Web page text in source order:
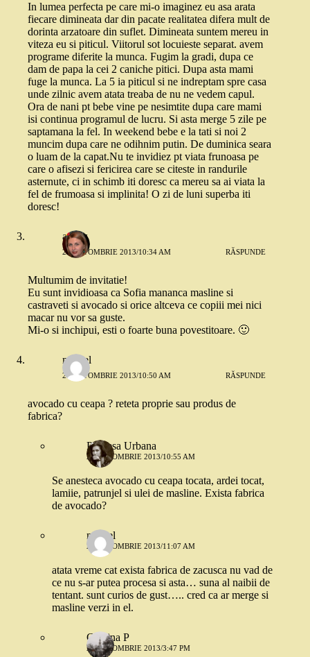
In lumea perfecta pe care mi-o imaginez eu asa arata
fiecare dimineata dar din pacate realitatea difera mult de
dorinta arzatoare din suflet. Dimineata suntem mereu in
viteza eu si piticul. Viitorul sot locuieste separat. avem
programe diferite la munca. Fugim la gradi, dupa ce
dam de papa la cei 2 caniche pitici. Dupa asta mami
fuge la munca. La 5 ia piticul si ne indreptam spre casa
unde zilnic avem atata treaba de nu ne vedem capul.
Ora de nani pt bebe vine pe nesimtite dupa care mami
isi continua programul de lucru. Si asta merge 5 zile pe
saptamana la fel. In weekend bebe e la tati si noi 2
muncim dupa care ne odihnim putin. De duminica seara
o luam de la capat.Nu te invidiez pt viata frunoasa pe
care o afisezi si fericirea care se citeste in randurile
asternute, ci in schimb iti doresc ca mereu sa ai viata la
fel de frumoasa si implinita! O zi de luni superba iti
doresc!
andaz
21 OCTOMBRIE 2013/10:34 AM RĂSPUNDE
Multumim de invitatie!
Eu sunt invidioasa ca Sofia mananca masline si
castraveti si avocado si orice altceva ce copiii mei nici
macar nu vor sa guste.
Mi-o si inchipui, esti o foarte buna povestitoare. 🙂
marcel
21 OCTOMBRIE 2013/10:50 AM RĂSPUNDE
avocado cu ceapa ? reteta proprie sau produs de
fabrica?
Printesa Urbana
21 OCTOMBRIE 2013/10:55 AM
Se anesteca avocado cu ceapa tocata, ardei tocat,
lamiie, patrunjel si ulei de masline. Exista fabrica
de avocado?
marcel
21 OCTOMBRIE 2013/11:07 AM
atata vreme cat exista fabrica de zacusca nu vad de
ce nu s-ar putea procesa si asta… suna al naibii de
tentant. sunt curios de gust….. cred ca ar merge si
masline verzi in el.
Cristina P
21 OCTOMBRIE 2013/3:47 PM